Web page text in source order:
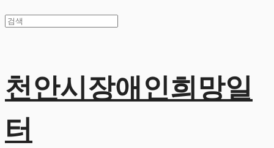
천안시장애인희망일
터